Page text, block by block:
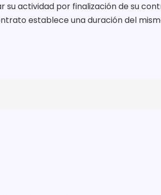
su actividad por finalización de su
establece una duración del